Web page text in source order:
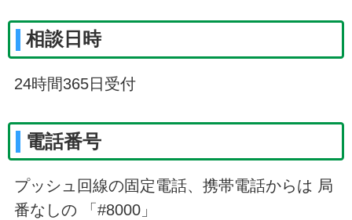
相談日時
24時間365日受付
電話番号
プッシュ回線の固定電話、携帯電話からは 局
番なしの 「#8000」